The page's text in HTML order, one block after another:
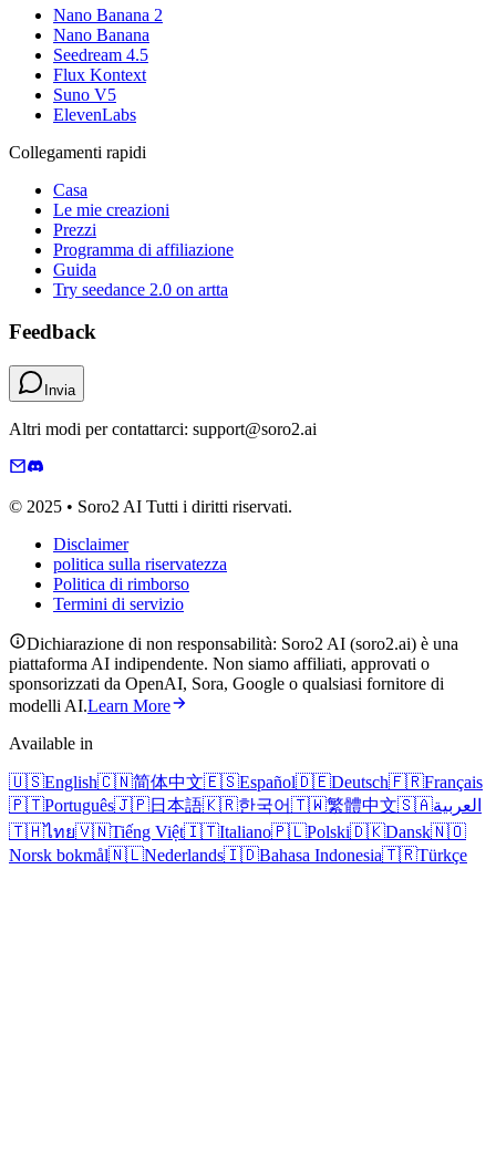
Nano Banana 2
Nano Banana
Seedream 4.5
Flux Kontext
Suno V5
ElevenLabs
Collegamenti rapidi
Casa
Le mie creazioni
Prezzi
Programma di affiliazione
Guida
Try seedance 2.0 on artta
Feedback
Invia
Altri modi per contattarci: support@soro2.ai
© 2025 • Soro2 AI Tutti i diritti riservati.
Disclaimer
politica sulla riservatezza
Politica di rimborso
Termini di servizio
Dichiarazione di non responsabilità: Soro2 AI (soro2.ai) è una
piattaforma AI indipendente. Non siamo affiliati, approvati o
sponsorizzati da OpenAI, Sora, Google o qualsiasi fornitore di
modelli AI.Learn More
Available in
🇺🇸English🇨🇳简体中文🇪🇸Español🇩🇪Deutsch🇫🇷Français
🇵🇹Português🇯🇵日本語🇰🇷한국어🇹🇼繁體中文🇸🇦العربية
🇹🇭ไทย🇻🇳Tiếng Việt🇮🇹Italiano🇵🇱Polski🇩🇰Dansk🇳🇴
Norsk bokmål🇳🇱Nederlands🇮🇩Bahasa Indonesia🇹🇷Türkçe